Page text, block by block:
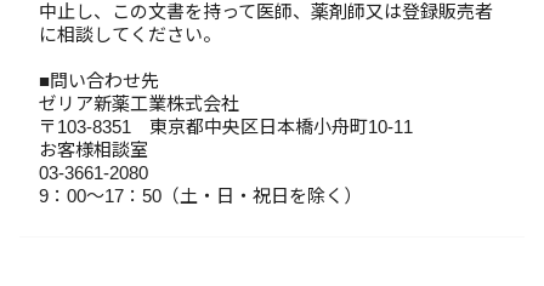
中止し、この文書を持って医師、薬剤師又は登録販売者
に相談してください。
■問い合わせ先
ゼリア新薬工業株式会社
〒103-8351 東京都中央区日本橋小舟町10-11
お客様相談室
03-3661-2080
9：00～17：50（土・日・祝日を除く）